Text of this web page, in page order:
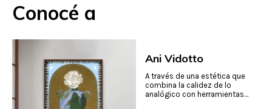
Conocé a
Ani Vidotto
A través de una estética que
combina la calidez de lo
analógico con herramientas